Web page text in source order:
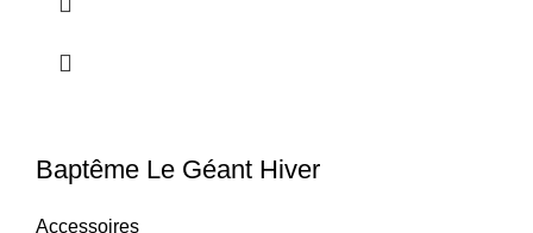
Baptême Le Géant Hiver
Accessoires